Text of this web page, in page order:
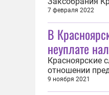
к совершению
бизнесменов
Главном
7 февраля 2022
В
неуплате
Красноярские
отношении
подозрению в
пресс-службе
9 ноября 2021